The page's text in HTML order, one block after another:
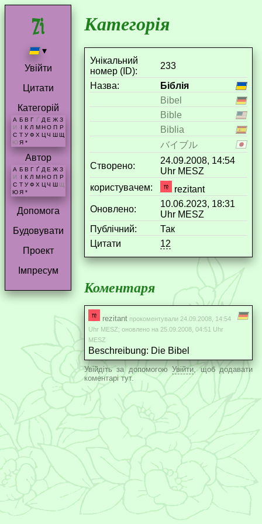
▾
Увійти
Цитати
Категорій
А Б В Г Ґ Д Е Ж З
И
І К Л М Н О П Р
С Т У Ф Х Ц Ч Ш Щ
Ю Я *
Автор
А Б В Г Ґ Д Е Ж З
И
К Л М Н О П Р
С Т У Ф Х Ц Ч Ш Щ
Ю Я *
Допомога
Будовувати
Проект
Імпресум
Категорія
Унікальний
номер (ID):
233
Назва:
Біблія
Bibel
Bible
Biblia
バイブル
Створено:
24.09.2008, 14:54
Uhr MESZ
користувачем:
rezitant
Оновлено:
10.06.2023, 18:31
Uhr MESZ
Публічний:
Так
Цитати
12
Коментаря
rezitant прокоментували 24.09.2008, 14:54
Uhr MESZ; оновлено на 25.09.2008, 04:51 Uhr
MESZ
Beschreibung: Die Bibel
Увійдіть за допомогоюУвійти, щоб додавати
коментарі тут.